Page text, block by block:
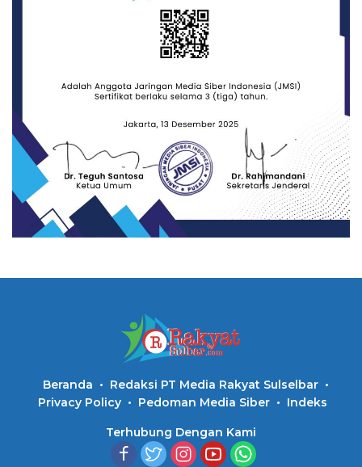
Beranda
Redaksi PT Media Rakyat Sulselbar
Privacy Policy
Pedoman Media Siber Indeks
Terhubung Dengan Kami